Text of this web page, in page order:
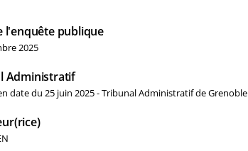
l'enquête publique
2025
Administratif
date du 25 juin 2025 - Tribunal Administratif de Grenoble